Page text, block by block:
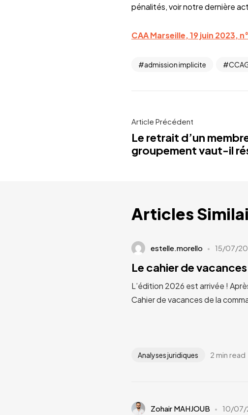
pénalités, voir notre dernière
CAA Marseille, 19 juin 2023,
admission implicite
Article Précédent
Le retrait d’un
groupement vaut-il
Articles
estelle.morello 15/07/
Le cahier de
L’édition 2026 est arrivée !
Cahier de vacances de la
Analyses juridiques 2 min read
Zohair MAHJOUB 10/07/